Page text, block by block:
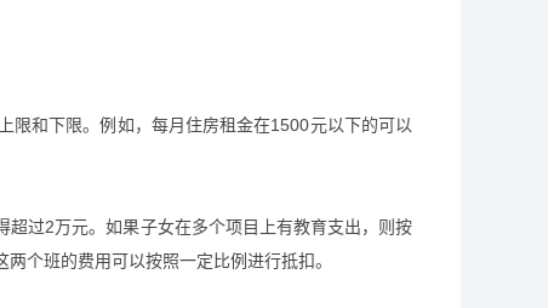
限和下限。例如，每月住房租金在1500元以下的可以
过2万元。如果子女在多个项目上有教育支出，则按
个班的费用可以按照一定比例进行抵扣。